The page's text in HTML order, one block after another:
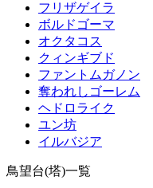
フリザゲイラ
ボルドゴーマ
オクタコス
クィンギブド
ファントムガノン
奪われしゴーレム
ヘドロライク
ユン坊
イルバジア
鳥望台(塔)一覧